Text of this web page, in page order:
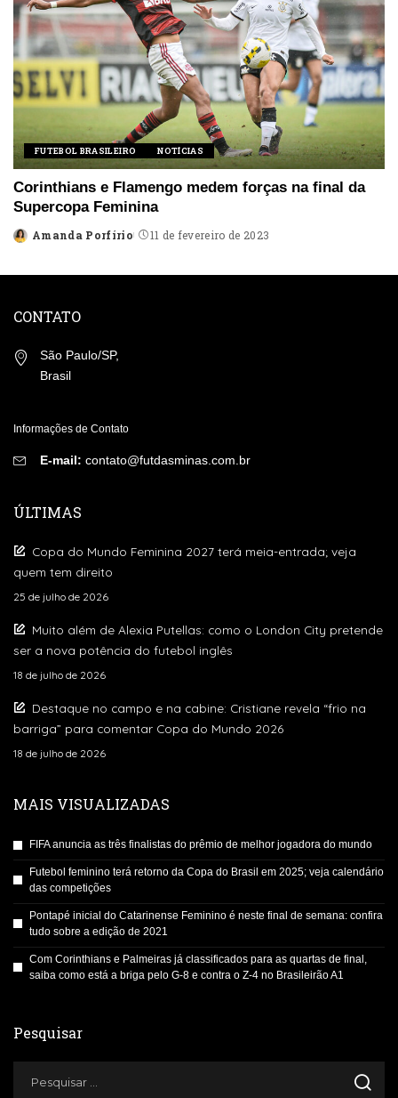
FUTEBOL BRASILEIRO NOTÍCIAS
Corinthians e Flamengo medem forças na final da
Supercopa Feminina
Posted
Amanda Porfírio 11 de fevereiro de 2023
CONTATO
São Paulo/SP,
Brasil
Informações de Contato
E-mail: contato@futdasminas.com.br
ÚLTIMAS
Copa do Mundo Feminina 2027 terá meia-entrada; veja
quem tem direito
25 de julho de 2026
Muito além de Alexia Putellas: como o London City pretende
ser a nova potência do futebol inglês
18 de julho de 2026
Destaque no campo e na cabine: Cristiane revela “frio na
barriga” para comentar Copa do Mundo 2026
18 de julho de 2026
MAIS VISUALIZADAS
FIFA anuncia as três finalistas do prêmio de melhor jogadora do mundo
Futebol feminino terá retorno da Copa do Brasil em 2025; veja calendário
das competições
Pontapé inicial do Catarinense Feminino é neste final de semana: confira
tudo sobre a edição de 2021
Com Corinthians e Palmeiras já classificados para as quartas de final,
saiba como está a briga pelo G-8 e contra o Z-4 no Brasileirão A1
Pesquisar